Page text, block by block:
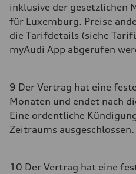
inklusive der gesetzlichen
für Luxemburg. Preise
die Tarifdetails (siehe
myAudi App abgerufen
9 Der Vertrag hat eine
Monaten und endet nach
Eine ordentliche
Zeitraums ausgeschlossen.
10 Der Vertrag hat eine